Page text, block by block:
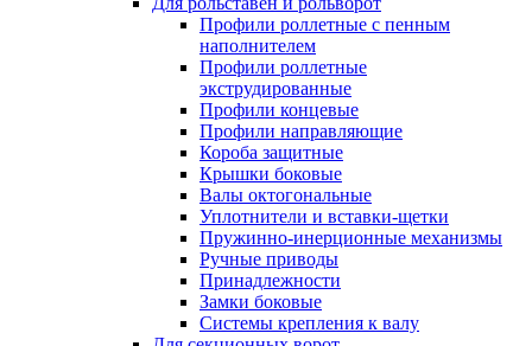
Профили роллетные с пенным
наполнителем
Профили роллетные
экструдированные
Профили концевые
Профили направляющие
Короба защитные
Крышки боковые
Валы октогональные
Уплотнители и вставки-щетки
Пружинно-инерционные механизмы
Ручные приводы
Принадлежности
Замки боковые
Системы крепления к валу